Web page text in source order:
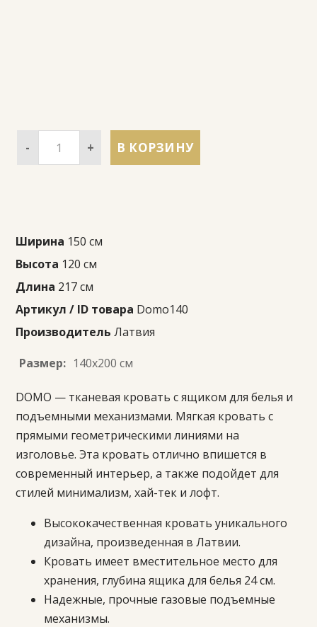
- + В КОРЗИНУ
Ширина 150 см
Высота 120 см
Длина 217 см
Артикул / ID товара Domo140
Производитель Латвия
Размер: 140x200 см
DOMO — тканевая кровать с ящиком для белья и
подъемными механизмами. Мягкая кровать с
прямыми геометрическими линиями на
изголовье. Эта кровать отлично впишется в
современный интерьер, а также подойдет для
стилей минимализм, хай-тек и лофт.
Высококачественная кровать уникального
дизайна, произведенная в Латвии.
Кровать имеет вместительное место для
хранения, глубина ящика для белья 24 см.
Надежные, прочные газовые подъемные
механизмы.